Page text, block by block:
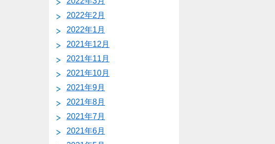
2022年2月
2022年1月
2021年12月
2021年11月
2021年10月
2021年9月
2021年8月
2021年7月
2021年6月